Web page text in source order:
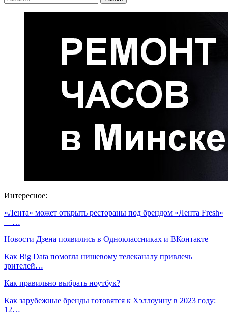
Интересное:
«Лента» может открыть рестораны под брендом «Лента Fresh»
—…
Новости Дзена появились в Одноклассниках и ВКонтакте
Как Big Data помогла нишевому телеканалу привлечь
зрителей…
Как правильно выбрать ноутбук?
Как зарубежные бренды готовятся к Хэллоуину в 2023 году:
12…